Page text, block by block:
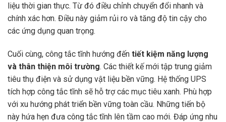
liệu thời gian thực. Từ đó điều chỉnh chuyển đổi nhanh và
chính xác hơn. Điều này giảm rủi ro và tăng độ tin cậy cho
các ứng dụng quan trọng.
Cuối cùng, công tắc tĩnh hướng đến tiết kiệm năng lượng
và thân thiện môi trường. Các thiết kế mới tập trung giảm
tiêu thụ điện và sử dụng vật liệu bền vững. Hệ thống UPS
tích hợp công tắc tĩnh sẽ hỗ trợ các mục tiêu xanh. Phù hợp
với xu hướng phát triển bền vững toàn cầu. Những tiến bộ
này hứa hẹn đưa công tắc tĩnh lên tầm cao mới. Đáp ứng nhu